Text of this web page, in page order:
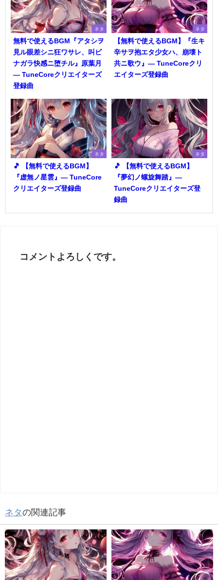
ネタ
無料で使えるBGM『アタシヲ
見ル眼差シニ狂ワサレ、叫ビ
ナガラ快感ニ堕チル』原葉月
― TuneCoreクリエイターズ
登録曲
ネタ
【無料で使えるBGM】『生キ
辛サヲ抱エタ少女ハ、崩壊ト
共ニ歌ウ』― TuneCoreクリ
エイターズ登録曲
ネタ
🎵 【無料で使えるBGM】
『虚無ノ星雲』― TuneCore
クリエイターズ登録曲
ネタ
🎵 【無料で使えるBGM】
『夢幻ノ螺旋舞踏』―
TuneCoreクリエイターズ登
録曲
コメントよろしくです。
ネタの関連記事